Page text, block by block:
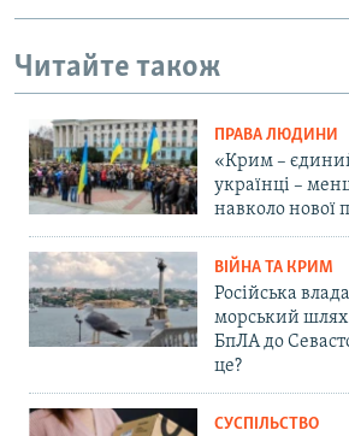
Читайте також
ПРАВА ЛЮДИНИ
«Крим –
українці –
навколо нової
ВІЙНА ТА КРИМ
Російська
морський
БпЛА до
це?
СУСПІЛЬСТВО